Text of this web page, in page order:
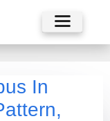
Menu
In